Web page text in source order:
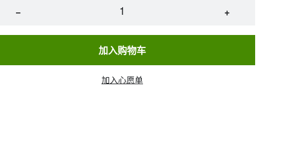
− +
加入购物车
加入心愿单